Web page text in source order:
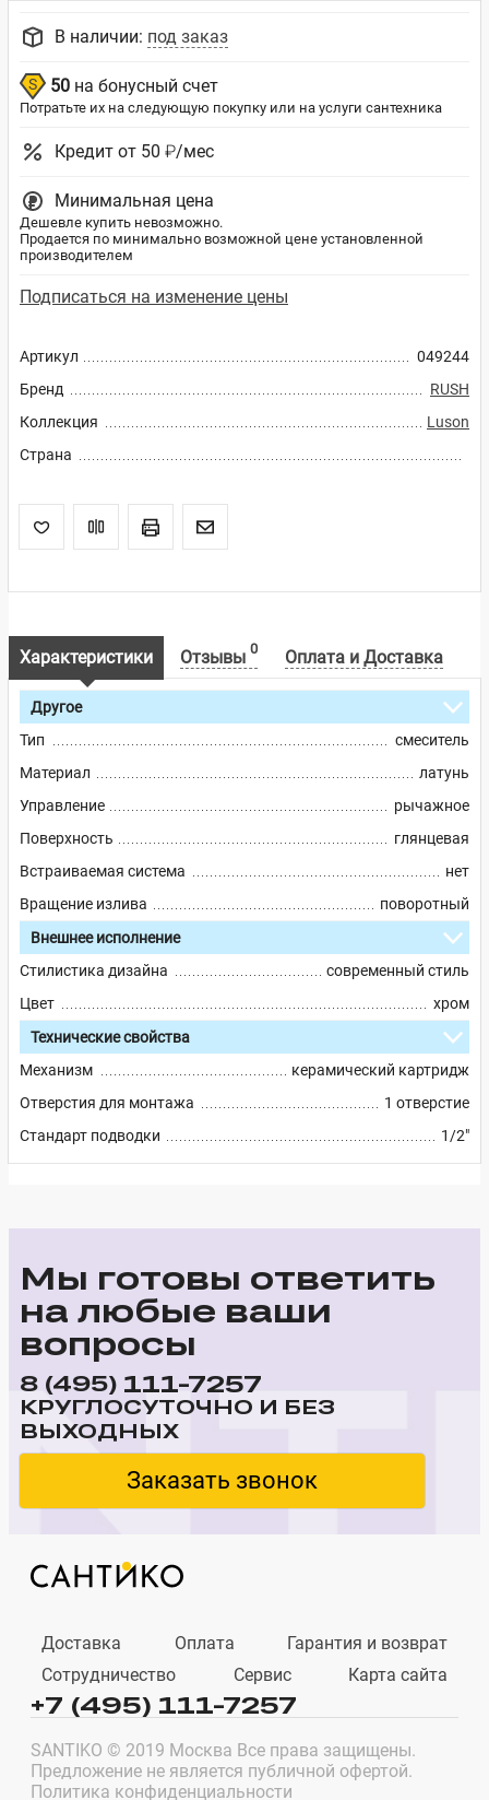
Артикул
049244
Бренд
RUSH
Коллекция
Luson
Страна
В наличии: под заказ
50 на бонусный счет
Потратьте их на следующую покупку или на услуги сантехника
Кредит от 50 ₽/мес
Минимальная цена
Дешевле купить невозможно.
Продается по минимально возможной цене установленной
производителем
Подписаться на изменение цены
Характеристики Отзывы 0 Оплата и Доставка
Другое
Тип
смеситель
Материал
латунь
Управление
рычажное
Поверхность
глянцевая
Встраиваемая система
нет
Вращение излива
поворотный
Внешнее исполнение
Стилистика дизайна
современный стиль
Цвет
хром
Технические свойства
Механизм
керамический картридж
Отверстия для монтажа
1 отверстие
Стандарт подводки
1/2"
Мы готовы ответить
на любые ваши
вопросы
8 (495) 111-7257
КРУГЛОСУТОЧНО И БЕЗ
ВЫХОДНЫХ
Заказать звонок
Доставка Оплата
Гарантия и возврат
Сотрудничество
Сервис Карта сайта
+7 (495) 111-7257
SANTIKO © 2019 Москва Все права защищены.
Предложение не является публичной офертой.
Политика конфиденциальности